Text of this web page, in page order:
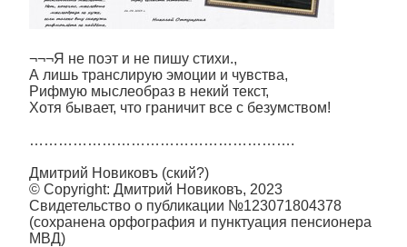
¬¬¬Я не поэт и не пишу стихи.,
А лишь транслирую эмоции и чувства,
Рифмую мыслеобраз в некий текст,
Хотя бывает, что граничит все с безумством!
……………………………………………….
Дмитрий Новиковъ (ский?)
© Copyright: Дмитрий Новиковъ, 2023
Свидетельство о публикации №123071804378
(сохранена орфография и пунктуация пенсионера
МВД)